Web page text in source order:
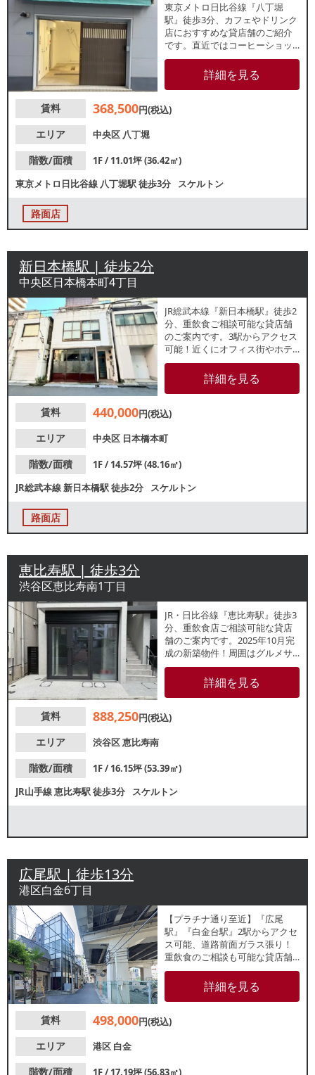
東京メトロ日比谷線『八丁堀
駅』徒歩3分、カフェやドリンク
店におすすめな貸店舗のご紹介
です。直近ではコーヒーショッ
プが営業していた店舗で、引き
渡しはスケルトンになります。
周辺はオフィス・店舗立地で人
はじめとした飲食需要が期待で
詳細を見る
賃料 368,500円(税込)
エリア
中央区 八丁堀
階数/面積
1F / 11.01坪 (36.42㎡)
東京メトロ日比谷線 八丁堀駅徒歩3分 スケルトン
路面店
新日本橋駅 | 徒歩2分
中央区日本橋本町4丁目
JR総武本線『新日本橋駅』徒歩2
分、重飲食ご相談可能な貸店舗
のご案内です。3駅からアクセス
可能！近くにオフィス街やホテ
ルがあるため、ビジネスマンや
観光客などの集客が期待できま
す。詳細はレスタンダードまで
詳細を見る
賃料 440,000円(税込)
エリア
中央区 日本橋本町
階数/面積
1F / 14.57坪 (48.16㎡)
JR総武本線新日本橋駅徒歩2分 スケルトン
路面店
恵比寿駅 | 徒歩3分
渋谷区恵比寿南1丁目
JR・日比谷線『恵比寿駅』徒歩3
分、重飲食店ご相談可能な貸店
舗のご案内です。2025年10月完
成の新築物件！周囲はグルメサ
イトで評価の高い飲食店が沢山
あるエリア。新築で重飲食ご相
談可能物件は少ないです。お気
詳細を見る
賃料 888,250円(税込)
エリア
渋谷区恵比寿南
階数/面積
1F / 16.15坪 (53.39㎡)
JR山手線恵比寿駅徒歩3分 スケルトン
広尾駅 | 徒歩13分
港区白金6丁目
【プラチナ通り至近】『広尾
駅』『白金台駅』2駅からアクセ
ス可能、道路前面ガラス張り！
重飲食のご相談も可能な貸店舗
のご案内です。内装レイアウト
自由自在なスケルトンでの引渡
しです。エアコン・ファンが残
気軽にお問合せください。
詳細を見る
賃料 498,000円(税込)
エリア
港区 白金
階数/面積 1F / 17.19坪 (56.83㎡)